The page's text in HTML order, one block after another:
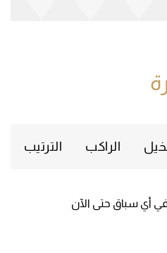
الراكب الترتيب
أي سباق حتى الآن